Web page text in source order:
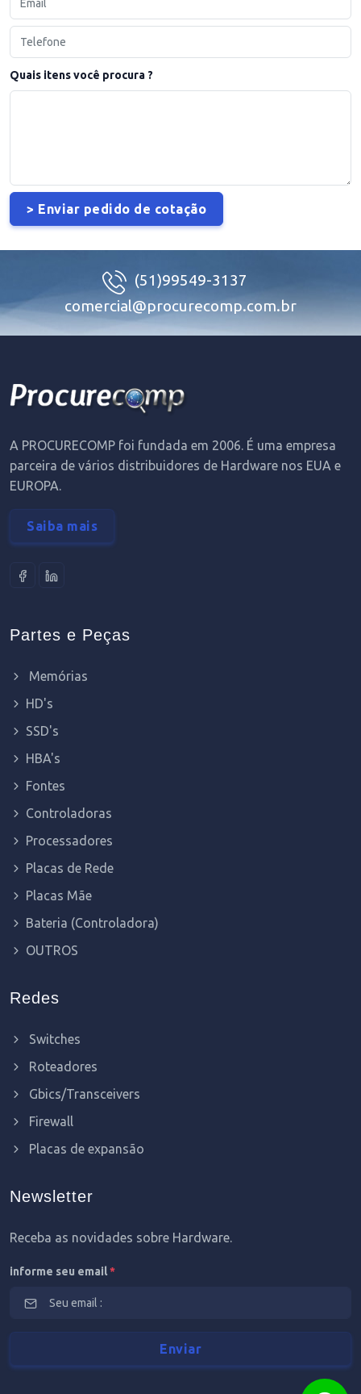
Quais itens você procura ?
(51)99549-3137
comercial@procurecomp.com.br
A PROCURECOMP foi fundada em 2006. É uma empresa
parceira de vários distribuidores de Hardware nos EUA e
EUROPA.
Saiba mais
Partes e Peças
Memórias
HD's
SSD's
HBA's
Fontes
Controladoras
Processadores
Placas de Rede
Placas Mãe
Bateria (Controladora)
OUTROS
Redes
Switches
Roteadores
Gbics/Transceivers
Firewall
Placas de expansão
Newsletter
Receba as novidades sobre Hardware.
informe seu email*